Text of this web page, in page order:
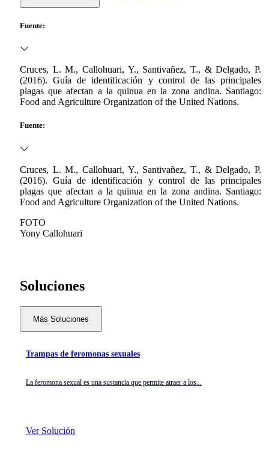
Fuente:
Cruces, L. M., Callohuari, Y., Santivañez, T., & Delgado, P.
(2016). Guía de identificación y control de las principales
plagas que afectan a la quinua en la zona andina. Santiago:
Food and Agriculture Organization of the United Nations.
Fuente:
Cruces, L. M., Callohuari, Y., Santivañez, T., & Delgado, P.
(2016). Guía de identificación y control de las principales
plagas que afectan a la quinua en la zona andina. Santiago:
Food and Agriculture Organization of the United Nations.
FOTO
Yony Callohuari
Soluciones
Más Soluciones
Trampas de feromonas sexuales
La feromona sexual es una sustancia que permite atraer a los...
Ver Solución